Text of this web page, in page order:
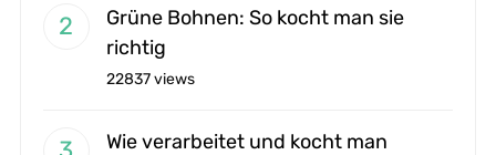
Grüne Bohnen: So kocht man sie
richtig
22837 views
Wie verarbeitet und kocht man